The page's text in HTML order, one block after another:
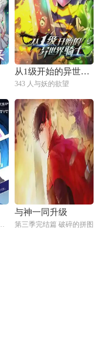
从1级开始的异世界骑士
343 人与妖的欲望
与神一同升级
第三季完结篇 破碎的拼图